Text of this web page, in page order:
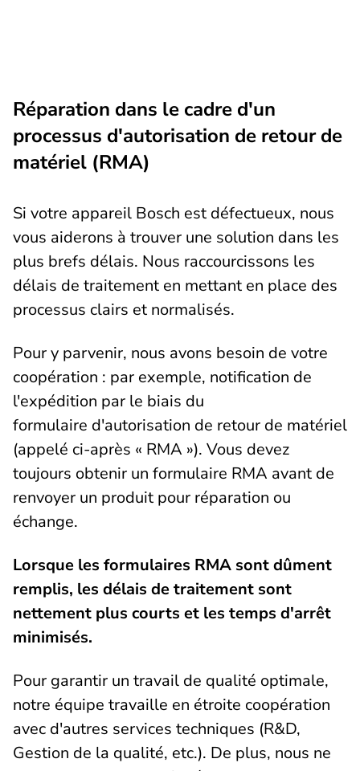
Réparation dans le cadre d'un
processus d'autorisation de retour de
matériel (RMA)
Si votre appareil Bosch est défectueux, nous
vous aiderons à trouver une solution dans les
plus brefs délais. Nous raccourcissons les
délais de traitement en mettant en place des
processus clairs et normalisés.
Pour y parvenir, nous avons besoin de votre
coopération : par exemple, notification de
l'expédition par le biais du
formulaire d'autorisation de retour de matériel
(appelé ci-après « RMA »). Vous devez
toujours obtenir un formulaire RMA avant de
renvoyer un produit pour réparation ou
échange.
Lorsque les formulaires RMA sont dûment
remplis, les délais de traitement sont
nettement plus courts et les temps d'arrêt
minimisés.
Pour garantir un travail de qualité optimale,
notre équipe travaille en étroite coopération
avec d'autres services techniques (R&D,
Gestion de la qualité, etc.). De plus, nous ne